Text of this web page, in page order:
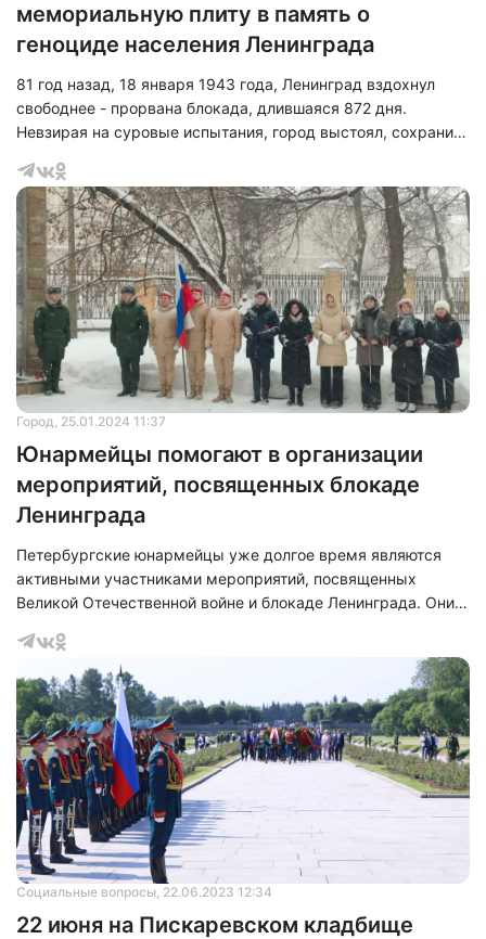
мемориальную плиту в память о
геноциде населения Ленинграда
81 год назад, 18 января 1943 года, Ленинград вздохнул
свободнее - прорвана блокада, длившаяся 872 дня.
Невзирая на суровые испытания, город выстоял, сохранил
Сегодня на площади Победы и Пискаревском
мемориальном кладбище прошли памятные церемонии
возложения цветов и венков к монументу «Мать-Родина» и
мемориалу «Вечный огонь».
Город, 25.01.2024 11:37
Юнармейцы помогают в организации
мероприятий, посвященных блокаде
Ленинграда
Петербургские юнармейцы уже долгое время являются
активными участниками мероприятий, посвященных
Великой Отечественной войне и блокаде Ленинграда. Они
часто сами являются организаторами.
Социальные вопросы, 22.06.2023 12:34
22 июня на Пискаревском кладбище